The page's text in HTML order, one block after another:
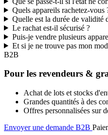
Quels appareils rachetez-vous
Quelle est la durée de validité
Le rachat est-il sécurisé ?
Puis-je vendre plusieurs
Et si je ne trouve pas mon
B2B
Pour les revendeurs &
Achat de lots et stocks
Grandes quantités à des
Offres personnalisées sur
Envoyer une demande B2B